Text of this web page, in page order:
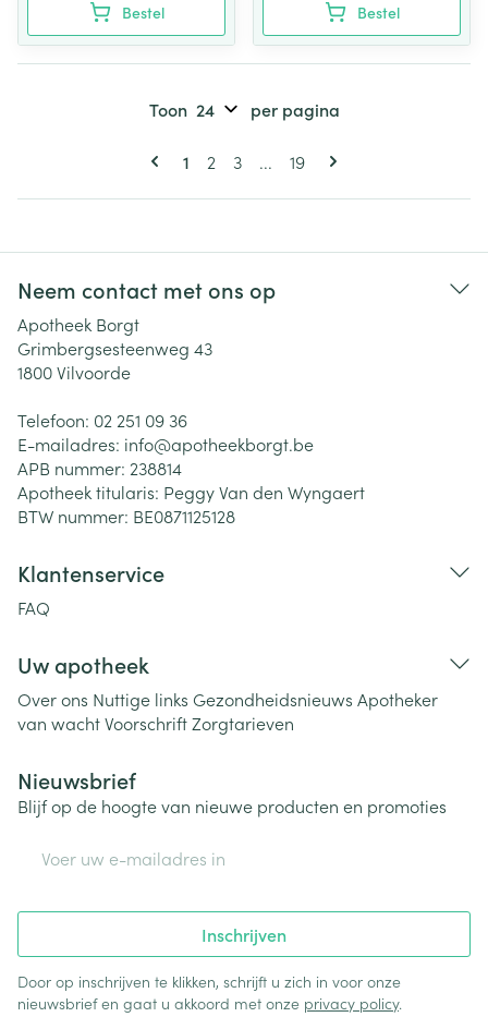
Bestel Bestel
Pagina's
U lees momenteel pagina
1 Pagina
2 Pagina
3 ... Pagina
19
Toon per pagina
Neem contact met ons op
Apotheek Borgt
Grimbergsesteenweg 43
1800Vilvoorde
Telefoon: 02 251 09 36
E-mailadres: info@apotheekborgt.be
APB nummer: 238814
Apotheek titularis: Peggy Van den Wyngaert
BTW nummer: BE0871125128
Klantenservice
FAQ
Uw apotheek
Over ons Nuttige links Gezondheidsnieuws Apotheker
van wachtVoorschriftZorgtarieven
Nieuwsbrief
Blijf op de hoogte van nieuwe producten en promoties
Inschrijven
Door op inschrijven te klikken, schrijft u zich in voor onze
nieuwsbrief en gaat u akkoord met onze privacy policy.